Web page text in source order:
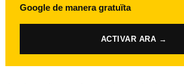
Google de manera gratuïta
ACTIVAR ARA →